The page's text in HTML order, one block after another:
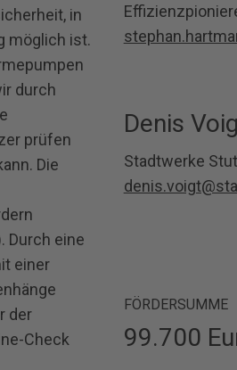
in
möglich ist.
durch
prüfen
Die
Durch eine
einer
der
Check
Denis
Stadtwerke
FÖRDERSUMME
99.700